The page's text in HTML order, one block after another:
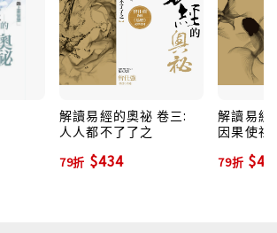
解讀易經的奧祕 卷三:
人人都不了了之
79折 $434
解讀易經
因果使社
79折